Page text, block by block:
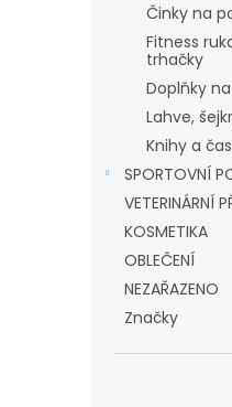
Činky na
Fitness
trhačky
Doplňky
Lahve,
Knihy a
SPORTOVNÍ
VETERINÁRNÍ
KOSMETIKA
OBLEČENÍ
NEZAŘAZENO
Značky